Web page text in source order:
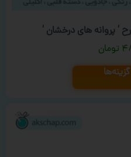
‘ پروانه های درخشان ‘
تومان